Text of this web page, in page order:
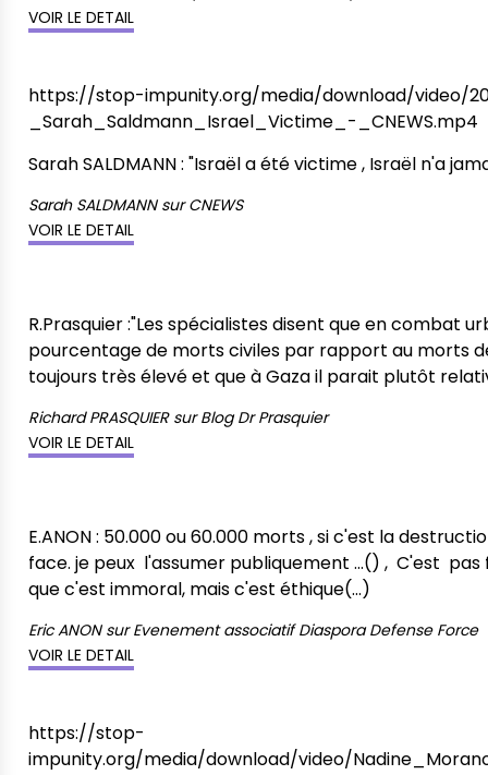
VOIR LE DETAIL
https://stop-impunity.org/media/download/video/
_Sarah_Saldmann_Israel_Victime_-_CNEWS.mp4
Sarah SALDMANN : "Israël a été victime , Israël n'a
Sarah SALDMANNsurCNEWS
VOIR LE DETAIL
R.Prasquier :"Les spécialistes disent que en combat
pourcentage de morts civiles par rapport au morts
toujours très élevé et que à Gaza il parait plutôt
Richard PRASQUIERsurBlog Dr Prasquier
VOIR LE DETAIL
E.ANON : 50.000 ou 60.000 morts , si c'est la
face. je peux l'assumer publiquement ...() , C'est
que c'est immoral, mais c'est éthique(...)
Eric ANONsurEvenement associatif Diaspora Defense Force
VOIR LE DETAIL
https://stop-
impunity.org/media/download/video/